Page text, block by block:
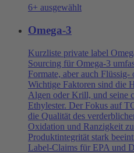
6+ ausgewählt
Omega-3
Kurzliste private label
Sourcing für Omega-3
Formate, aber auch
Wichtige Faktoren sind die
Algen oder Krill, und seine
Ethylester. Der Fokus auf
die Qualität des
Oxidation und Ranzigkeit
Produktintegrität stark
Label-Claims für EPA und